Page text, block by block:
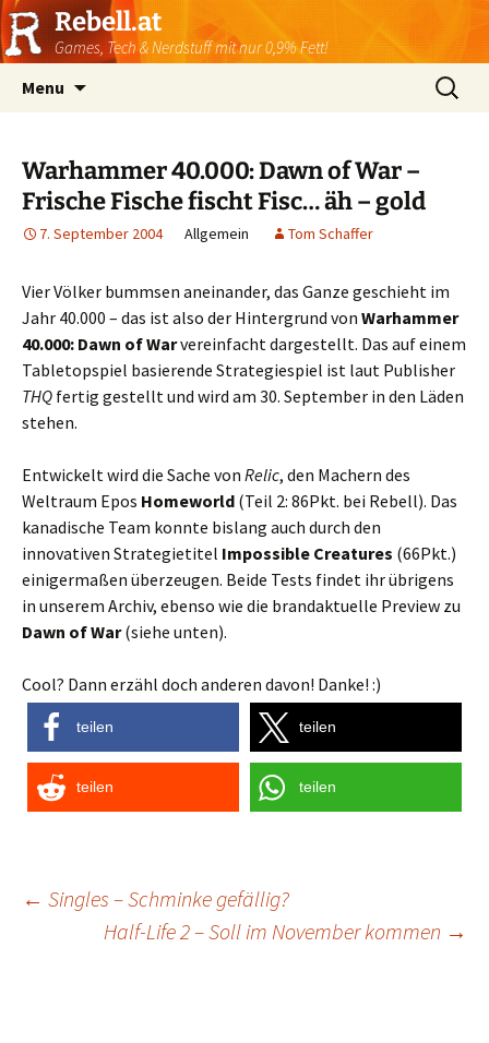
Rebell.at
Games, Tech & Nerdstuff mit nur 0,9% Fett!
Menu
Suchen
nach:
Warhammer 40.000: Dawn of War –
Frische Fische fischt Fisc… äh – gold
7. September 2004 Allgemein Tom Schaffer
Vier Völker bummsen aneinander, das Ganze geschieht im
Jahr 40.000 – das ist also der Hintergrund von Warhammer
40.000: Dawn of Warvereinfacht dargestellt. Das auf einem
Tabletopspiel basierende Strategiespiel ist laut Publisher
THQ fertig gestellt und wird am 30. September in den Läden
stehen.
Entwickelt wird die Sache von Relic, den Machern des
Weltraum Epos Homeworld (Teil 2: 86Pkt. bei Rebell). Das
kanadische Team konnte bislang auch durch den
innovativen Strategietitel Impossible Creatures (66Pkt.)
einigermaßen überzeugen. Beide Tests findet ihr übrigens
in unserem Archiv, ebenso wie die brandaktuelle Preview zu
Dawn of War(siehe unten).
Cool? Dann erzähl doch anderen davon! Danke! :)
teilen teilen
teilen teilen
Post
← Singles – Schminke gefällig?
Half-Life 2 – Soll im November kommen →